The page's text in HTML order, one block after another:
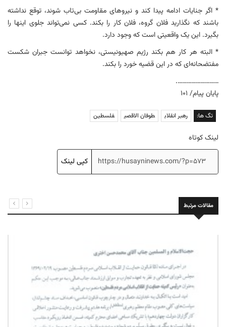
* اگر جنایات ادامه پیدا کند و نیروهای مقاومت بی‌تاب شوند، توقع نداشته
باشند که نگذارید فلان گروه، فلان کار را بکند. کسی نمی‌تواند جلوی اینها را
بگیرد. این یک واقعیتی است که وجود دارد.
* البته هر کار هم بکند رژیم صهیونیستی، نخواهد توانست جبران شکست
مفتضحانه‌ای که در این قضیه خورد را بکند.
……………………….
پایان پیام/ ۱۰۱
تگ ها: رهبر انقلاب طوفان الاقصی فلسطین
لینک کوتاه
کپی لینک
مقالات مرتبط